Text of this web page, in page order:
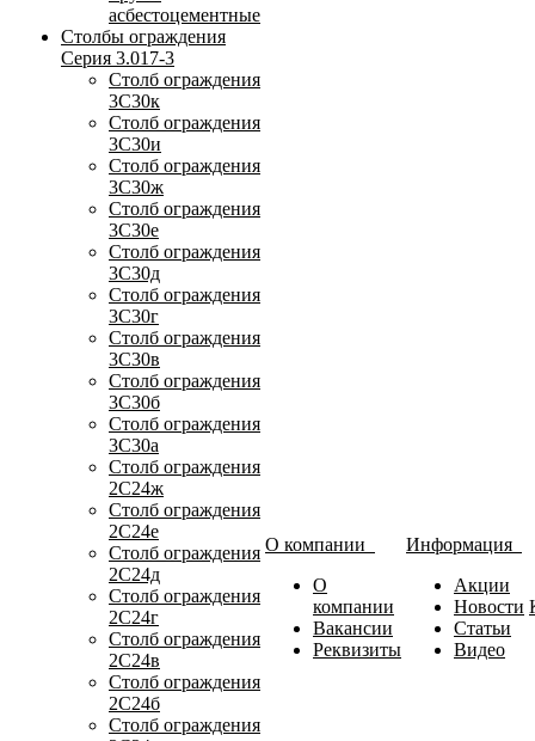
асбестоцементные
Столбы ограждения
Серия 3.017-3
Столб ограждения
3С30к
Столб ограждения
3С30и
Столб ограждения
3С30ж
Столб ограждения
3С30е
Столб ограждения
3С30д
Столб ограждения
3С30г
Столб ограждения
3С30в
Столб ограждения
3С30б
Столб ограждения
3С30а
Столб ограждения
2С24ж
Столб ограждения
2С24е
Столб ограждения
2С24д
Столб ограждения
2С24г
Столб ограждения
2С24в
Столб ограждения
2С24б
Столб ограждения
О компании
О
компании
Вакансии
Реквизиты
Информация
Акции
Новости
Статьи
Видео